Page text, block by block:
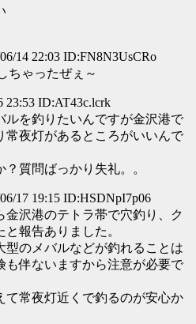
06/14 22:03 ID:FN8N3UsCRo
ゃったぜぇ～
23:53 ID:AT43c.lcrk
ルを釣りたいんですが金沢港で
常夜灯があるところがいいんで
質問ばっかり失礼。。
06/17 19:15 ID:HSDNpI7p06
金沢港のテトラ帯で穴釣り、ク
報告ありました。
型のメバルなどが釣れることは
も伴ないますから注意が必要で
て常夜灯近くで釣るのが安心か